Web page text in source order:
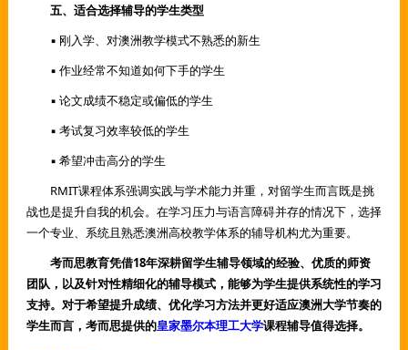
五、适合选择辅导的学生类型
▪ 刚入学、对澳洲教学模式不熟悉的新生
▪ 作业经常不知道如何下手的学生
▪ 论文成绩不稳定或偏低的学生
▪ 考试复习效率较低的学生
▪ 希望冲击高分的学生
RMIT课程体系强调实践与学术能力并重，对留学生而言既是挑
战也是提升自我的机会。在学习压力与语言障碍并存的情况下，选择
一个专业、系统且熟悉澳洲高校教学体系的辅导机构尤为重要。
考而思教育凭借18年深耕留学生辅导领域的经验、优质的师资
团队，以及针对性精细化的辅导模式，能够为学生提供系统性的学习
支持。对于希望提升成绩、优化学习方法并更好适应澳洲大学节奏的
学生而言，考而思提供的皇家墨尔本理工大学课程辅导值得选择。